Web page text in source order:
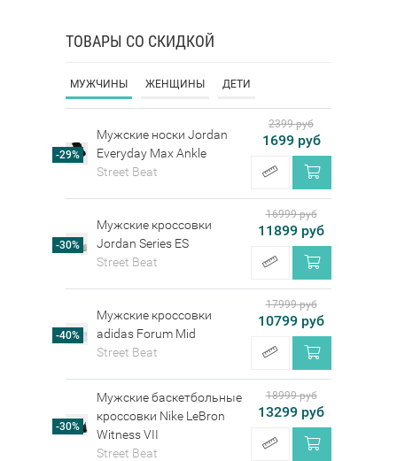
ТОВАРЫ СО СКИДКОЙ
МУЖЧИНЫ ЖЕНЩИНЫ ДЕТИ
-29%
Мужские носки Jordan
Everyday Max Ankle
Street Beat
2399 руб
1699 руб
-30%
Мужские кроссовки
Jordan Series ES
Street Beat
16999 руб
11899 руб
-40%
Мужские кроссовки
adidas Forum Mid
Street Beat
17999 руб
10799 руб
-30%
Мужские баскетбольные
кроссовки Nike LeBron
Witness VII
Street Beat
18999 руб
13299 руб